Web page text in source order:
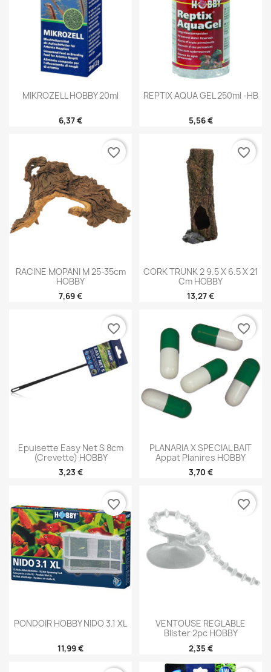
MIKROZELL HOBBY 20ml
6,37 €
REPTIX AQUA GEL 250ml -HB
5,56 €
RACINE MOPANI M 25-35cm
HOBBY
7,69 €
favorite_border
CORK TRUNK 2 9.5 X 6.5 X 21
Cm HOBBY
13,27 €
favorite_border
Epuisette Easy Net S 8cm
(crevette) HOBBY
3,23 €
favorite_border
PLANARIA X SPECIAL BAIT
Appat Planires HOBBY
3,70 €
favorite_border
PONDOIR HOBBY NIDO 3.1 XL
11,99 €
favorite_border
VENTOUSE REGLABLE
Blister 2pc HOBBY
2,35 €
favorite_border